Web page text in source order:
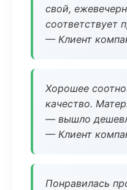
свой,
соответствует
— Клиент
Хорошее
качество.
— вышло
— Клиент
Понравилась